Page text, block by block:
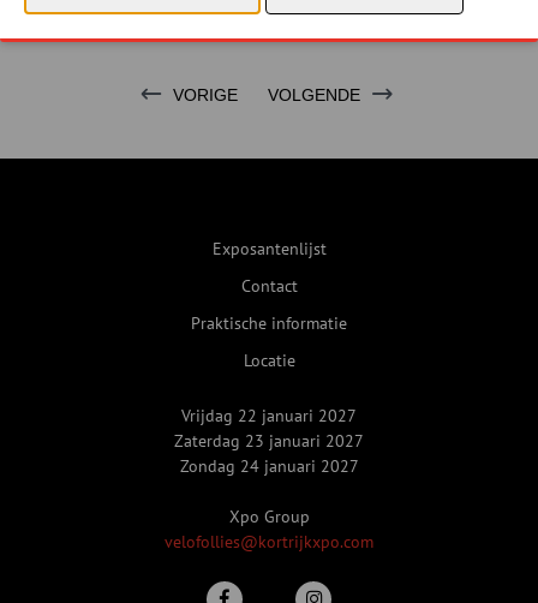
MERK
VORIGE VOLGENDE
Exposantenlijst
Contact
Praktische informatie
Locatie
Vrijdag 22 januari 2027
Zaterdag 23 januari 2027
Zondag 24 januari 2027
Xpo Group
velofollies@kortrijkxpo.com